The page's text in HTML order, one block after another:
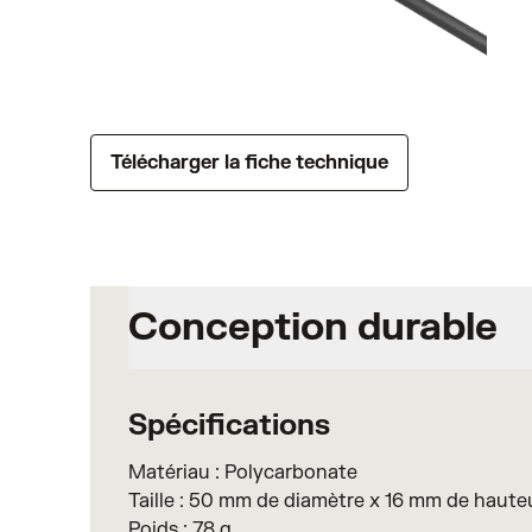
Télécharger la fiche technique
Conception durable
Spécifications
Matériau : Polycarbonate
Taille : 50 mm de diamètre x 16 mm de